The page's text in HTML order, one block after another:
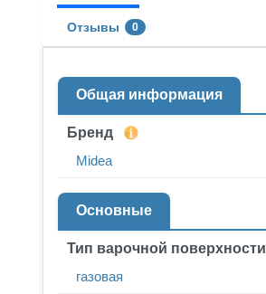
Отзывы 0
Общая информация
Бренд
Midea
Основные
Тип варочной поверхности
газовая